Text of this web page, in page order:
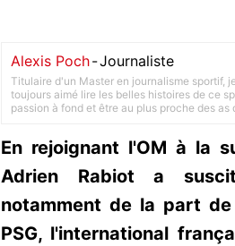
Alexis Poch-Journaliste
Titulaire d'un Master en journalisme sportif,
toujours aimé lire les belles histoires de ce
passion à fond et être au plus proche des as
En rejoignant l'OM à la
Adrien Rabiot a
notamment de la part
PSG, l'international